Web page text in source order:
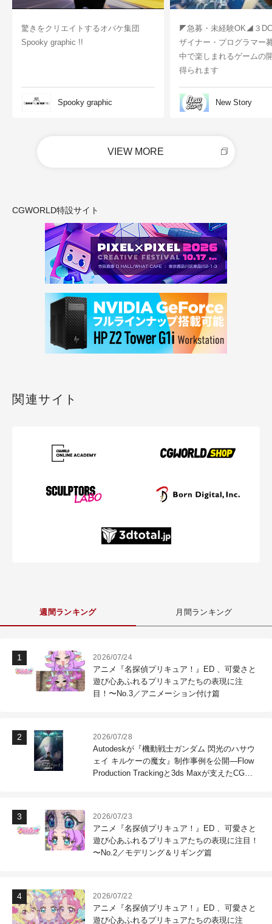
驚きをクリエイトするオバケ集団
Spooky graphic !!
Spooky graphic
◤急募・未経験OK◢３
ザイナー・プログラマー
中で楽しまれるゲームの
得られます
New Story
VIEW MORE
CGWORLD特設サイト
関連サイト
週間ランキング 月間ランキング
2026/07/24
アニメ『名探偵プリキュア！』ED 、可愛さと
遊び心あふれるプリキュアたちの表現に注
目！〜No.3／アニメーション付け篇
2026/07/28
Autodeskが『機動戦士ガンダム 閃光のハサウ
ェイ キルケーの魔女』制作事例を公開―Flow
Production Trackingと3ds Maxが支えたCG制
2026/07/23
アニメ『名探偵プリキュア！』ED 、可愛さと
遊び心あふれるプリキュアたちの表現に注目！
〜No.2／モデリング＆リギング篇
2026/07/22
アニメ『名探偵プリキュア！』ED 、可愛さと
遊び心あふれるプリキュアたちの表現に注